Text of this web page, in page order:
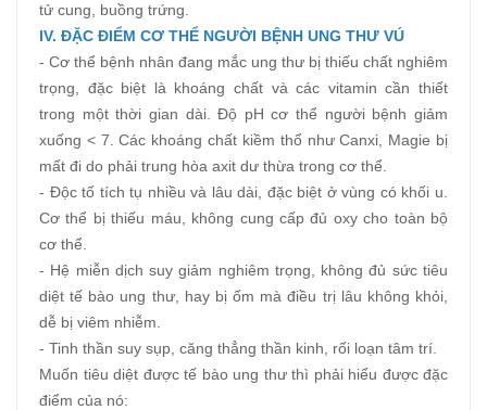
tử cung, buồng trứng.
IV. ĐẶC ĐIỂM CƠ THỂ NGƯỜI BỆNH UNG THƯ VÚ
- Cơ thể bệnh nhân đang mắc ung thư bị thiếu chất nghiêm
trọng, đặc biệt là khoáng chất và các vitamin cần thiết
trong một thời gian dài. Độ pH cơ thể người bệnh giảm
xuống < 7. Các khoáng chất kiềm thổ như Canxi, Magie bị
mất đi do phải trung hòa axit dư thừa trong cơ thể.
- Độc tố tích tụ nhiều và lâu dài, đặc biệt ở vùng có khối u.
Cơ thể bị thiếu máu, không cung cấp đủ oxy cho toàn bộ
cơ thể.
- Hệ miễn dịch suy giảm nghiêm trọng, không đủ sức tiêu
diệt tế bào ung thư, hay bị ốm mà điều trị lâu không khỏi,
dễ bị viêm nhiễm.
- Tinh thần suy sụp, căng thẳng thần kinh, rối loạn tâm trí.
Muốn tiêu diệt được tế bào ung thư thì phải hiểu được đặc
điểm của nó: